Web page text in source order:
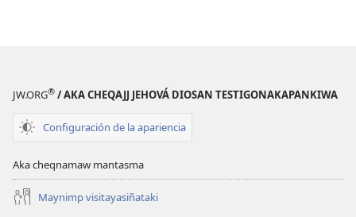
JW.ORG® / AKA CHEQAJJ JEHOVÁ DIOSAN TESTIGONAKAPANKIWA
Configuración de la apariencia
Aka cheqnamaw mantasma
Maynimp visitayasiñataki